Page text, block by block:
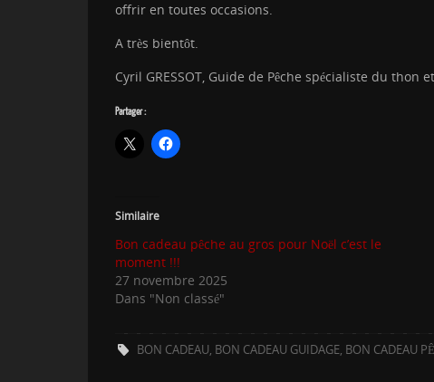
offrir en toutes occasions.
A très bientôt.
Cyril GRESSOT, Guide de Pêche spécialiste du thon
Partager :
Similaire
Bon cadeau pêche au gros pour Noël c’est le
moment !!!
27 novembre 2025
Dans "Non classé"
BON CADEAU, BON CADEAU GUIDAGE, BON CADEAU